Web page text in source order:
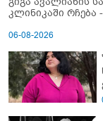
კლინიკაში რჩება
06-08-2026